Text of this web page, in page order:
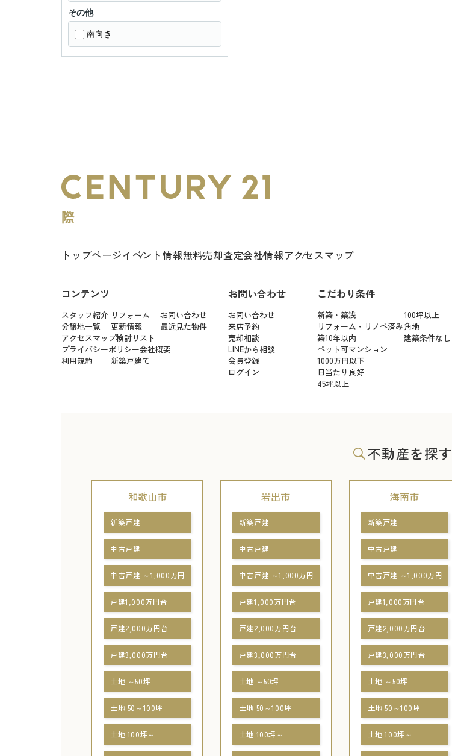
その他
南向き
トップページイベント情報無料売却査定会社情報アクセスマップ
コンテンツ
スタッフ紹介 リフォーム
お問い合わせ
分譲地一覧
更新情報
最近見た物件
アクセスマップ検討リスト
プライバシーポリシー会社概要
利用規約
新築戸建て
お問い合わせ
お問い合わせ
来店予約
売却相談
LINEから相談
会員登録
ログイン
こだわり条件
新築・築浅
100坪以上
リフォーム・リノベ済み角地
築10年以内
建築条件なし
ペット可マンション
1000万円以下
日当たり良好
45坪以上
不動産を探す
和歌山市
新築戸建
中古戸建
中古戸建 ～1,000万円
戸建1,000万円台
戸建2,000万円台
戸建3,000万円台
土地 ～50坪
土地 50～100坪
土地 100坪～
岩出市
新築戸建
中古戸建
中古戸建 ～1,000万円
戸建1,000万円台
戸建2,000万円台
戸建3,000万円台
土地 ～50坪
土地 50～100坪
土地 100坪～
海南市
新築戸建
中古戸建
中古戸建 ～1,000万円
戸建1,000万円台
戸建2,000万円台
戸建3,000万円台
土地 ～50坪
土地 50～100坪
土地 100坪～